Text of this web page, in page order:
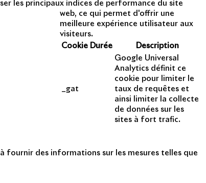
les principaux indices de performance du site
web, ce qui permet d'offrir une
meilleure expérience utilisateur aux
visiteurs.
Cookie Durée Description
_gat
Google Universal
Analytics définit ce
cookie pour limiter le
taux de requêtes et
ainsi limiter la collecte
de données sur les
sites à fort trafic.
fournir des informations sur les mesures telles que